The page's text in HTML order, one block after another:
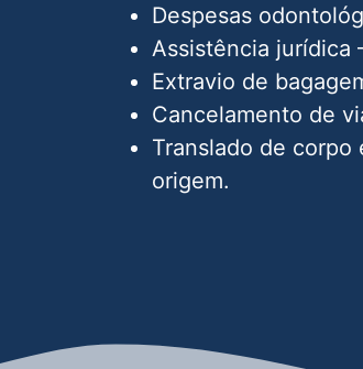
Despesas
Assistência jurídica
Extravio de
Cancelamento de
Translado de
origem.